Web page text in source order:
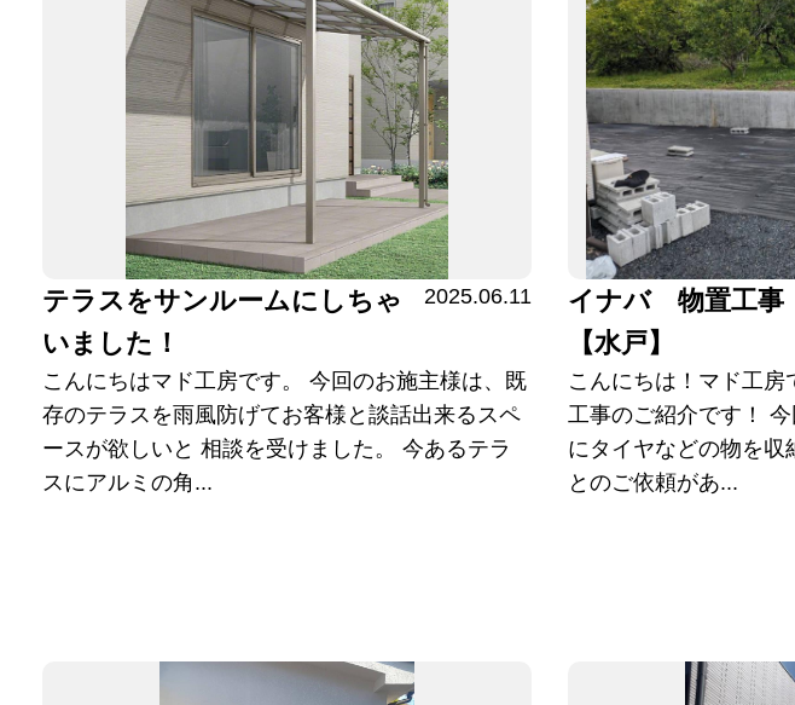
テラスをサンルームにしちゃ
いました！
2025.06.11
こんにちはマド工房です。 今回のお施主様は、既
存のテラスを雨風防げてお客様と談話出来るスペ
ースが欲しいと 相談を受けました。 今あるテラ
スにアルミの角...
イナバ 物置工事
【水戸】
こんにちは！マド工
工事のご紹介です！
にタイヤなどの物を収
とのご依頼があ...